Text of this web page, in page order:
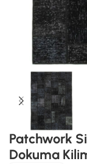
Patchwork
Dokuma